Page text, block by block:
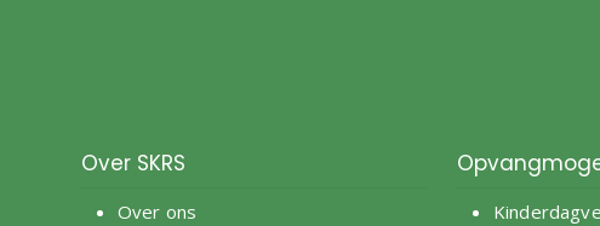
Over SKRS
Over ons